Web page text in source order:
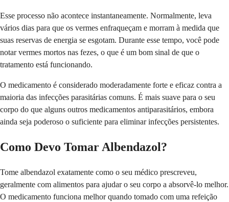
Esse processo não acontece instantaneamente. Normalmente, leva
vários dias para que os vermes enfraqueçam e morram à medida que
suas reservas de energia se esgotam. Durante esse tempo, você pode
notar vermes mortos nas fezes, o que é um bom sinal de que o
tratamento está funcionando.
O medicamento é considerado moderadamente forte e eficaz contra a
maioria das infecções parasitárias comuns. É mais suave para o seu
corpo do que alguns outros medicamentos antiparasitários, embora
ainda seja poderoso o suficiente para eliminar infecções persistentes.
Como Devo Tomar Albendazol?
Tome albendazol exatamente como o seu médico prescreveu,
geralmente com alimentos para ajudar o seu corpo a absorvê-lo melhor.
O medicamento funciona melhor quando tomado com uma refeição